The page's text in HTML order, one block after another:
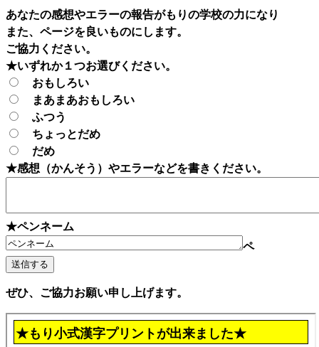
あなたの感想やエラーの報告がもりの学校の力になり
また、ページを良いものにします。
ご協力ください。
★いずれか１つお選びください。
おもしろい
まあまあおもしろい
ふつう
ちょっとだめ
だめ
★感想（かんそう）やエラーなどを書きください。
★ペンネーム
ペ
ぜひ、ご協力お願い申し上げます。